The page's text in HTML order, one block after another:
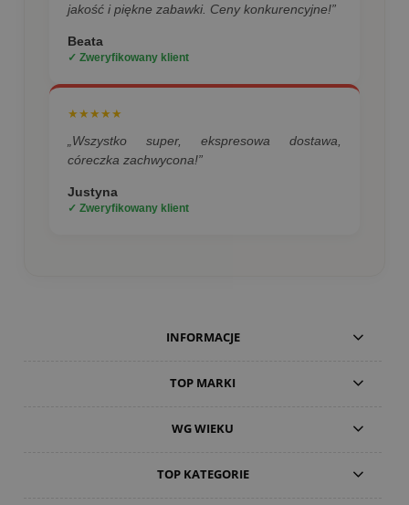
jakość i piękne zabawki. Ceny konkurencyjne!”
Beata
✓ Zweryfikowany klient
★★★★★
„Wszystko super, ekspresowa dostawa,
córeczka zachwycona!”
Justyna
✓ Zweryfikowany klient
INFORMACJE
TOP MARKI
WG WIEKU
TOP KATEGORIE